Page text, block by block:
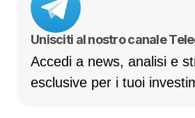
Unisciti al nostro canale
Accedi a news, analisi e
esclusive per i tuoi